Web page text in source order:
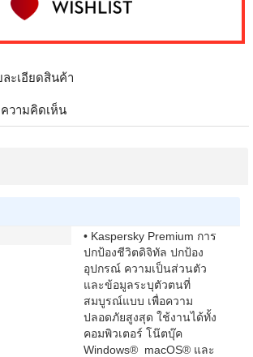
ละเอียดสินค้า
วามคิดเห็น
• Kaspersky Premium การ
ปกป้องชีวิตดิจิทัล ปกป้อง
อุปกรณ์ ความเป็นส่วนตัว
และข้อมูลระบุตัวตนที่
สมบูรณ์แบบ เพื่อความ
ปลอดภัยสูงสุด ใช้งานได้ทั้ง
คอมพิวเตอร์ โน๊ตบุ๊ค
Windows® macOS® และ